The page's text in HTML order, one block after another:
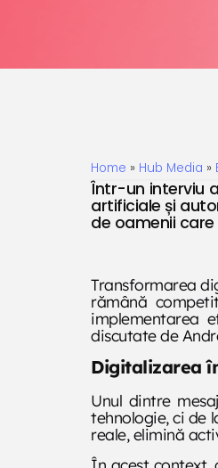
Home » Hub Media »
Într-un interviu
artificiale și
de oamenii
Transformarea
rămână
implementarea
discutate de
Digitalizarea
Unul dintre
tehnologie, ci de
reale, elimină